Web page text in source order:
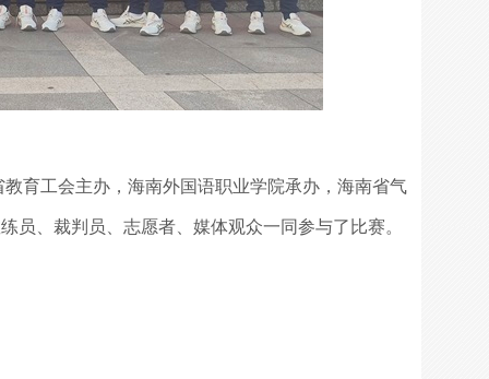
育工会主办，海南外国语职业学院承办，海南省气
员、裁判员、志愿者、媒体观众一同参与了比赛。